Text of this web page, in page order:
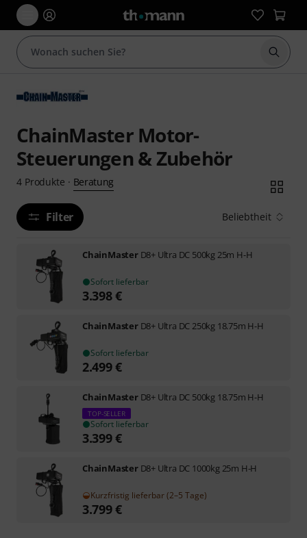
Suche
ChainMaster Motor-
Steuerungen & Zubehör
4 Produkte · Beratung
Filter Beliebtheit
ChainMaster D8+ Ultra DC 500kg 25m H-H
Sofort lieferbar
3.398€
ChainMaster D8+ Ultra DC 250kg 18.75m H-H
Sofort lieferbar
2.499€
ChainMaster D8+ Ultra DC 500kg 18.75m H-H
TOP-SELLER
Sofort lieferbar
3.399€
ChainMaster D8+ Ultra DC 1000kg 25m H-H
Kurzfristig lieferbar (2–5 Tage)
3.799€